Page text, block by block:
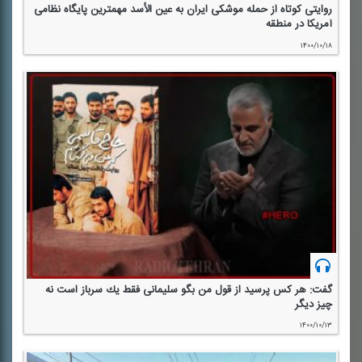
روایتی كوتاه از حمله موشكی ایران به عین الأسد مهمترین پایگاه نظامی
آمریكا در منطقه
۱۴۰۰/۱۰/۱۸
گفت: هر كس پرسید از قول من بگو سلیمانی فقط یك سرباز است نه
چیز دیگر
۱۴۰۰/۱۰/۱۳